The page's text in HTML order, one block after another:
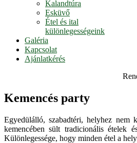
Kalandtúra
Esküvő
Étel és ital
különlegességeink
Galéria
Kapcsolat
Ajánlatkérés
Kemencés party
Egyedülálló, szabadtéri, helyhez nem
kemencében sült tradicionális ételek
Különlegessége, hogy minden étel a